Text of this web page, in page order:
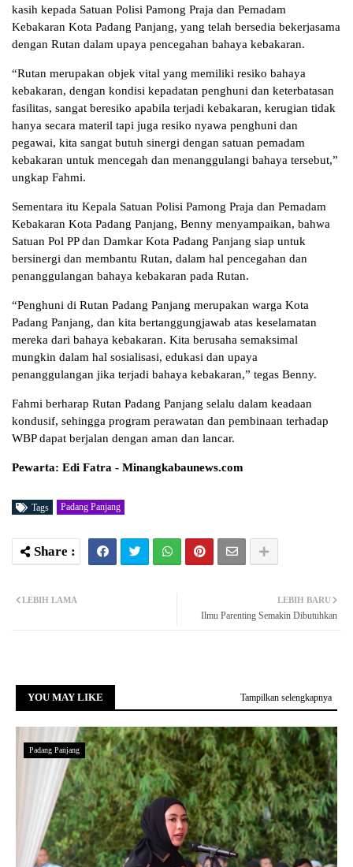
kasih kepada Satuan Polisi Pamong Praja dan Pemadam
Kebakaran Kota Padang Panjang, yang telah bersedia bekerjasama
dengan Rutan dalam upaya pencegahan bahaya kebakaran.
“Rutan merupakan objek vital yang memiliki resiko bahaya
kebakaran, dengan kondisi kepadatan penghuni dan keterbatasan
fasilitas, sangat beresiko apabila terjadi kebakaran, kerugian tidak
hanya secara materil tapi juga resiko nyawa penghuni dan
pegawai, kita sangat butuh sinergi dengan satuan pemadam
kebakaran untuk mencegah dan menanggulangi bahaya tersebut,”
ungkap Fahmi.
Sementara itu Kepala Satuan Polisi Pamong Praja dan Pemadam
Kebakaran Kota Padang Panjang, Benny menyampaikan, bahwa
Satuan Pol PP dan Damkar Kota Padang Panjang siap untuk
bersinergi dan membantu Rutan, dalam hal pencegahan dan
penanggulangan bahaya kebakaran pada Rutan.
“Penghuni di Rutan Padang Panjang merupakan warga Kota
Padang Panjang, dan kita bertanggungjawab atas keselamatan
mereka dari bahaya kebakaran. Kita berusaha semaksimal
mungkin dalam hal sosialisasi, edukasi dan upaya
penanggulangan jika terjadi bahaya kebakaran,” tegas Benny.
Fahmi berharap Rutan Padang Panjang selalu dalam keadaan
kondusif, sehingga program perawatan dan pembinaan terhadap
WBP dapat berjalan dengan aman dan lancar.
Pewarta: Edi Fatra - Minangkabaunews.com
Tags Padang Panjang
LEBIH BARU
Ilmu Parenting Semakin Dibutuhkan
LEBIH LAMA
YOU MAY LIKE Tampilkan selengkapnya
Padang Panjang